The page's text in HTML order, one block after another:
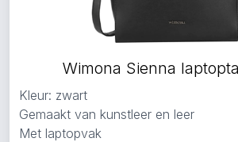
Wimona Sienna
Kleur: zwart
Gemaakt van kunstleer en leer
Met laptopvak